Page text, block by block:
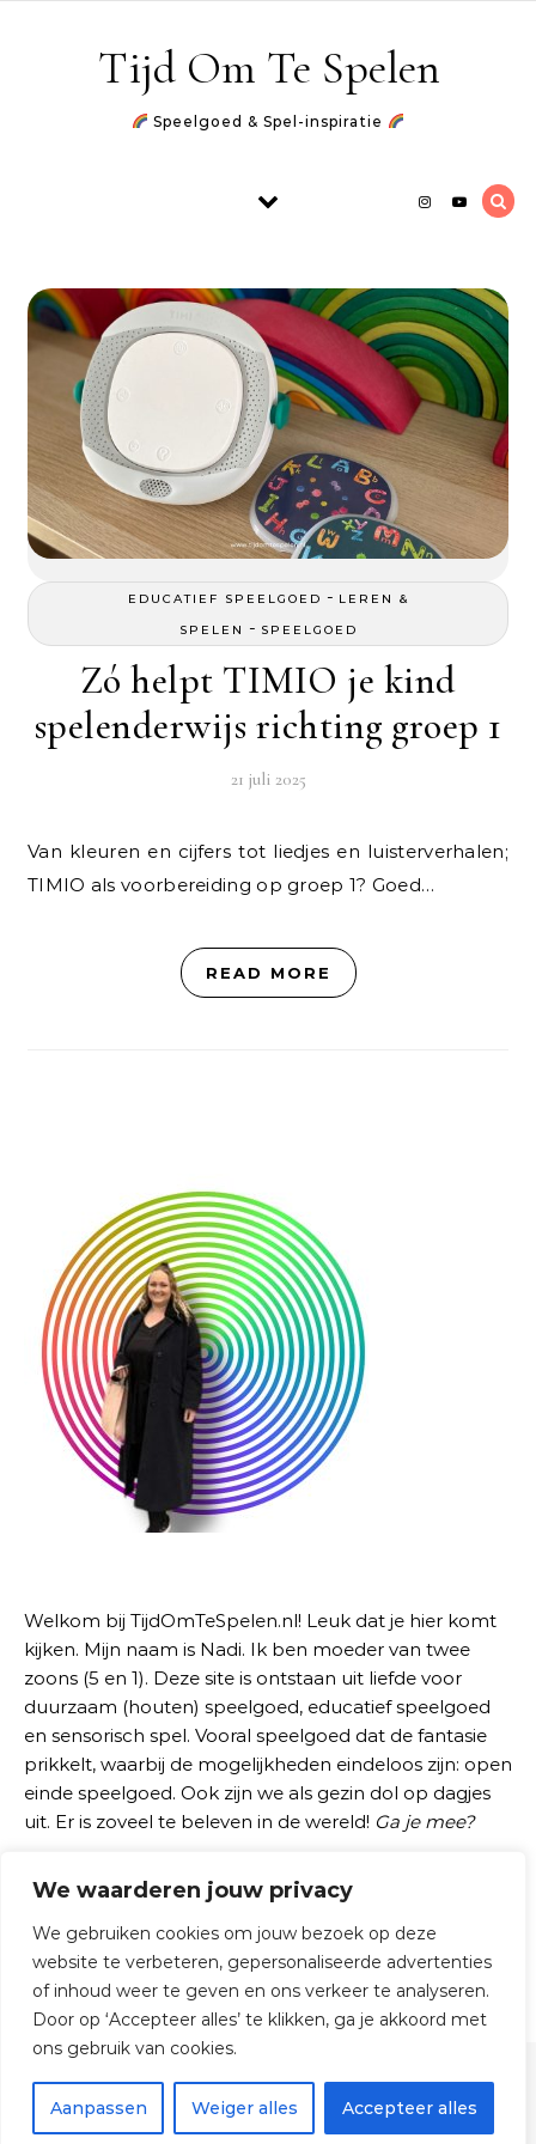
We waarderen jouw privacy
We gebruiken cookies om jouw bezoek op deze
website te verbeteren, gepersonaliseerde advertenties
of inhoud weer te geven en ons verkeer te analyseren.
Door op ‘Accepteer alles’ te klikken, ga je akkoord met
ons gebruik van cookies.
Aanpassen Weiger alles Accepteer alles
Tijd Om Te Spelen
Speelgoed & Spel-inspiratie
EDUCATIEF SPEELGOED - LEREN &
SPELEN
- SPEELGOED
Zó helpt TIMIO je kind
spelenderwijs richting groep 1
21 juli 2025
Van kleuren en cijfers tot liedjes en luisterverhalen;
TIMIO als voorbereiding op groep 1? Goed…
READ MORE
Welkom bij TijdOmTeSpelen.nl! Leuk dat je hier komt
kijken. Mijn naam is Nadi. Ik ben moeder van twee
zoons (5 en 1). Deze site is ontstaan uit liefde voor
duurzaam (houten) speelgoed, educatief speelgoed
en sensorisch spel. Vooral speelgoed dat de fantasie
prikkelt, waarbij de mogelijkheden eindeloos zijn: open
einde speelgoed. Ook zijn we als gezin dol op dagjes
uit. Er is zoveel te beleven in de wereld! Ga je mee?
© 2026 TijdOmTeSpelen.nl
Graceful Theme byOptima Themes